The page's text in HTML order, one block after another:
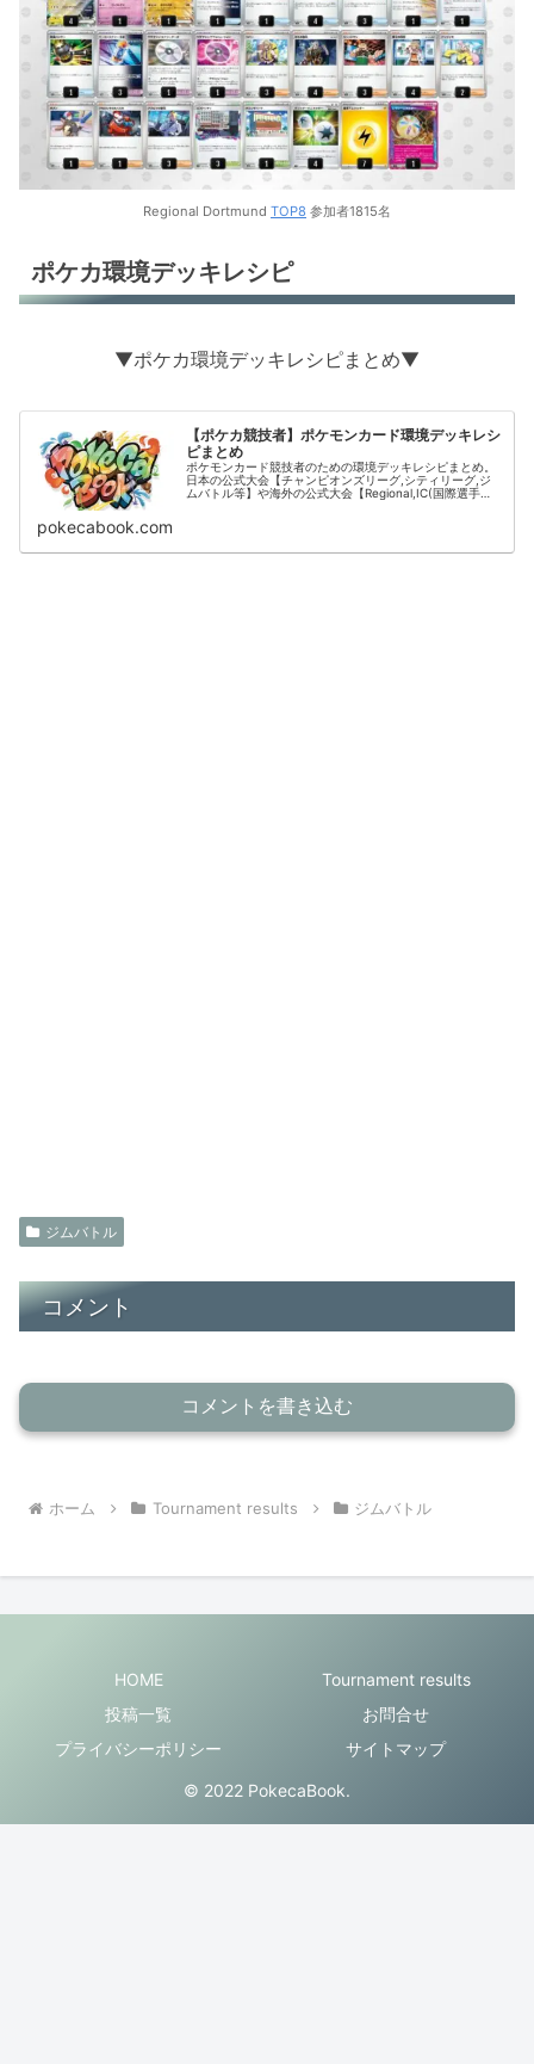
Regional Dortmund TOP8 参加者1815名
ポケカ環境デッキレシピ
▼ポケカ環境デッキレシピまとめ▼
【ポケカ競技者】ポケモンカード環境デッキレシ
ピまとめ
ポケモンカード競技者のための環境デッキレシピまとめ。
日本の公式大会【チャンピオンズリーグ,シティリーグ,ジ
ムバトル等】や海外の公式大会【Regional,IC(国際選手
pokecabook.com
ジムバトル
コメント
コメントを書き込む
ホーム Tournament results ジムバトル
HOME
Tournament results
投稿一覧
お問合せ
プライバシーポリシー
サイトマップ
© 2022 PokecaBook.